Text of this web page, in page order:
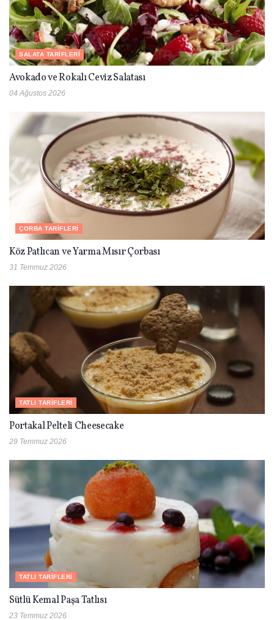
SALATA TARIFLERI
Avokado ve Rokalı Ceviz Salatası
04 Ağustos 2026
ÇORBA TARIFLERI
Köz Patlıcan ve Yarma Mısır Çorbası
31 Temmuz 2026
TATLI TARIFLERI
Portakal Pelteli Cheesecake
29 Temmuz 2026
TATLI TARIFLERI
Sütlü Kemal Paşa Tatlısı
23 Temmuz 2026